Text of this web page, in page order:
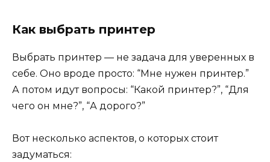
Как выбрать принтер
Выбрать принтер — не задача для уверенных в
себе. Оно вроде просто: “Мне нужен принтер.”
А потом идут вопросы: “Какой принтер?”, “Для
чего он мне?”, “А дорого?”
Вот несколько аспектов, о которых стоит
задуматься: